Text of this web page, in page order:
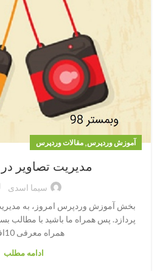
آموزش وردپرس, مقالات وردپرس
مدیریت تصاویر
سیما اسدی
بخش آموزش وردپرس امروز، به
پردازد. پس همراه ما باشید با مطالب
همراه معرفی 10افزو...
ادامه مطلب